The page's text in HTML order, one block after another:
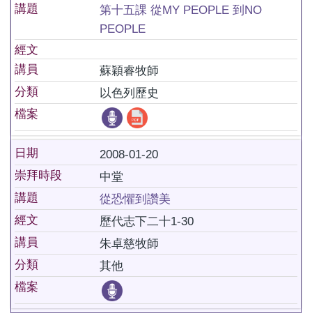
講題
第十五課 從MY PEOPLE 到NO
PEOPLE
經文
講員
蘇穎睿牧師
分類
以色列歷史
檔案
日期
2008-01-20
崇拜時段
中堂
講題
從恐懼到讚美
經文
歷代志下二十1-30
講員
朱卓慈牧師
分類
其他
檔案